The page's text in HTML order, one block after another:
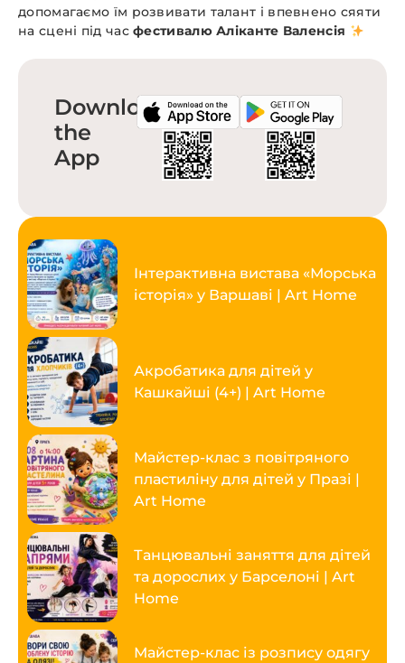
допомагаємо їм розвивати талант і впевнено сяяти
на сцені під часфестивалю Аліканте Валенсія
Download
the
App
Інтерактивна вистава «Морська
історія» у Варшаві | Art Home
Акробатика для дітей у
Кашкайші (4+) | Art Home
Майстер-клас з повітряного
пластиліну для дітей у Празі |
Art Home
Танцювальні заняття для дітей
та дорослих у Барселоні | Art
Home
Майстер-клас із розпису одягу